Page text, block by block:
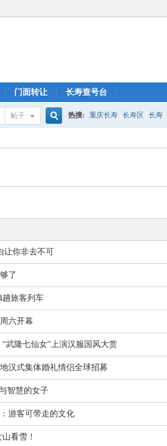
门面转让 长寿查号台
帖子 热搜: 重庆长寿 长寿区 长寿
让你非去不可
了
趟旅客列车
六开幕
武隆七仙女”上演汉服国风大赏
汉式集体婚礼情侣全球招募
智慧的女子
游客可带走的文化
看雪！